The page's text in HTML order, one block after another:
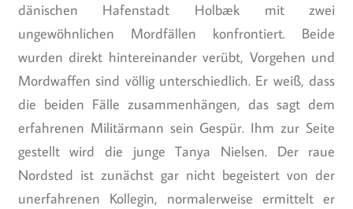
dänischen Hafenstadt Holbæk mit zwei
ungewöhnlichen Mordfällen konfrontiert. Beide
wurden direkt hintereinander verübt, Vorgehen und
Mordwaffen sind völlig unterschiedlich. Er weiß, dass
die beiden Fälle zusammenhängen, das sagt dem
erfahrenen Militärmann sein Gespür. Ihm zur Seite
gestellt wird die junge Tanya Nielsen. Der raue
Nordsted ist zunächst gar nicht begeistert von der
unerfahrenen Kollegin, normalerweise ermittelt er